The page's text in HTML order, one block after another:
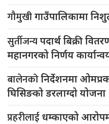
गौमुखीगाउँपालिकामा
सुर्तीजन्यपदार्थ बिक्री
महानगरको निर्णय
बालेनकोनिर्देशनमा
घिसिङको डरलाग्दो योजना
प्रहरीलाई धम्काएको